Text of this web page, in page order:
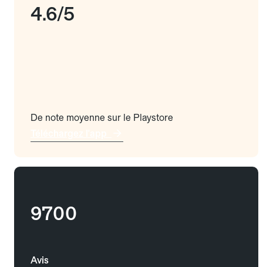
4.6/5
De note moyenne sur le Playstore
9700
Avis